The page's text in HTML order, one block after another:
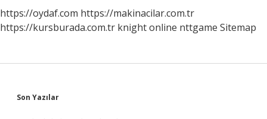
https://oydaf.com https://makinacilar.com.tr
https://kursburada.com.tr knight online nttgame Sitemap
Sidebar
Son Yazılar